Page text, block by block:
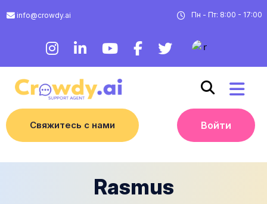
info@crowdy.ai Пн - Пт: 8:00 - 17:00
Свяжитесь с нами Войти
Rasmus